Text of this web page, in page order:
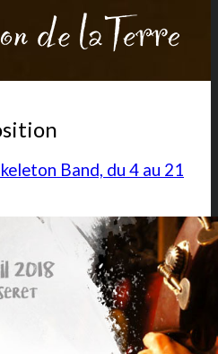
Band, du 4 au 21